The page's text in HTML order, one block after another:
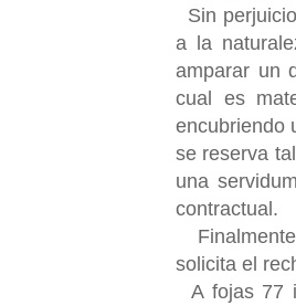
Sin
a la
amparar un
cual es
encubriendo
se reserva
una
contractual.
solicita el
A fojas 77